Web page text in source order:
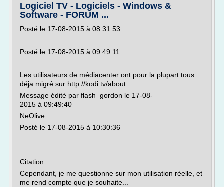
Logiciel TV - Logiciels - Windows &
Software - FORUM ...
Posté le 17-08-2015 à 08:31:53
Posté le 17-08-2015 à 09:49:11
Les utilisateurs de médiacenter ont pour la plupart tous
déja migré sur http://kodi.tv/about
Message édité par flash_gordon le 17-08-
2015 à 09:49:40
NeOlive
Posté le 17-08-2015 à 10:30:36
Citation :
Cependant, je me questionne sur mon utilisation réelle, et
me rend compte que je souhaite...